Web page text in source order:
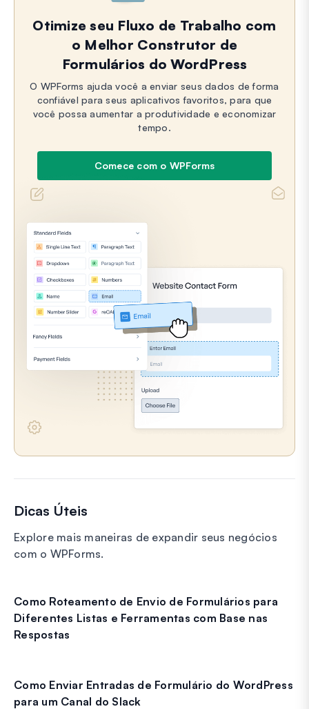
Otimize seu Fluxo de Trabalho com
o Melhor Construtor de
Formulários do WordPress
O WPForms ajuda você a enviar seus dados de forma
confiável para seus aplicativos favoritos, para que
você possa aumentar a produtividade e economizar
tempo.
Comece com o WPForms
Dicas Úteis
Explore mais maneiras de expandir seus negócios
com o WPForms.
Como Roteamento de Envio de Formulários para
Diferentes Listas e Ferramentas com Base nas
Respostas
Como Enviar Entradas de Formulário do WordPress
para um Canal do Slack